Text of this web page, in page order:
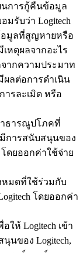
นการกู้คืนข้อมูล
รับว่า Logitech
มูลที่สูญหายหรือ
หตุผลจากอะไร
ากความประมาท
ผลต่อการดำเนิน
ารละเมิด หรือ
าธารณูปโภคที่
การสนับสนุนของ
ดยออกค่าใช้จ่าย
หมดที่ใช้ร่วมกับ
โดยออกค่า
ห้ Logitech เข้า
นของ Logitech,